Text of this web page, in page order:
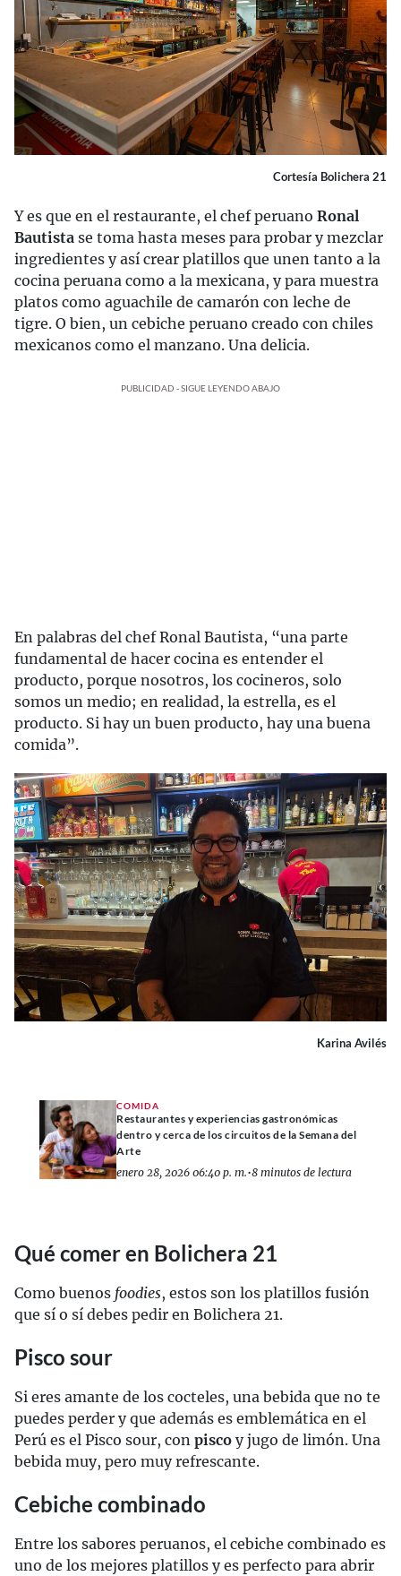
Cortesía Bolichera 21
Y es que en el restaurante, el chef peruano Ronal
Bautista se toma hasta meses para probar y mezclar
ingredientes y así crear platillos que unen tanto a la
cocina peruana como a la mexicana, y para muestra
platos como aguachile de camarón con leche de
tigre. O bien, un cebiche peruano creado con chiles
mexicanos como el manzano. Una delicia.
PUBLICIDAD - SIGUE LEYENDO ABAJO
En palabras del chef Ronal Bautista, “una parte
fundamental de hacer cocina es entender el
producto, porque nosotros, los cocineros, solo
somos un medio; en realidad, la estrella, es el
producto. Si hay un buen producto, hay una buena
comida”.
Karina Avilés
COMIDA
Restaurantes y experiencias gastronómicas
dentro y cerca de los circuitos de la Semana del
Arte
enero 28, 2026 06:40 p. m.•8 minutos de lectura
Qué comer en Bolichera 21
Como buenos foodies, estos son los platillos fusión
que sí o sí debes pedir en Bolichera 21.
Pisco sour
Si eres amante de los cocteles, una bebida que no te
puedes perder y que además es emblemática en el
Perú es el Pisco sour, con pisco y jugo de limón. Una
bebida muy, pero muy refrescante.
Cebiche combinado
Entre los sabores peruanos, el cebiche combinado es
uno de los mejores platillos y es perfecto para abrir